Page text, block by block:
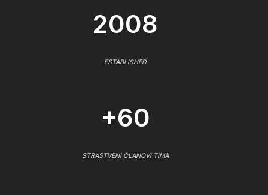
2008
ESTABLISHED
+60
STRASTVENI ČLANOVI TIMA